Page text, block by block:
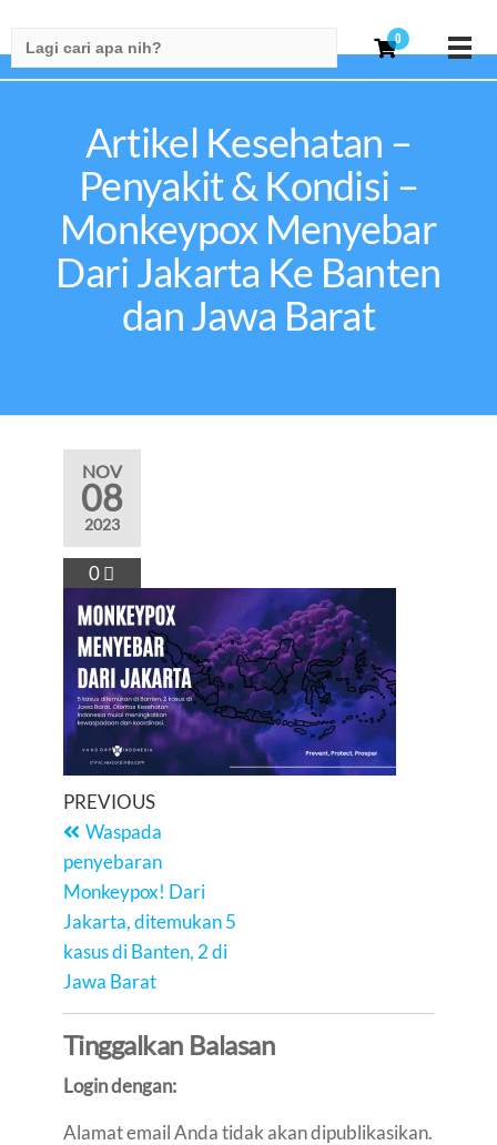
for:
0
Artikel Kesehatan –
Penyakit & Kondisi –
Monkeypox Menyebar
Dari Jakarta Ke Banten
dan Jawa Barat
NOV
08
2023
0
PREVIOUS
Waspada
penyebaran
Monkeypox! Dari
Jakarta, ditemukan 5
kasus di Banten, 2 di
Jawa Barat
Tinggalkan Balasan
Login dengan:
Alamat email Anda tidak akan dipublikasikan.